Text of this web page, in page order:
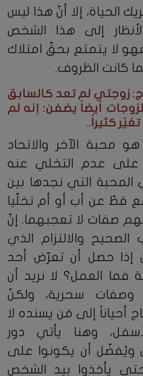
إلا أنّ هذا ليس
إلى هذا الشخص
لا يتمتع بحقّ امتلاك
كانت الظروف.
زوجتي لم تعد كالسابق
أيضاً يضفن: إنه لم
كثيراً..
هو محبة الآخر والاتحاد
على عدم التخلي عنه
التي نجدها بين
قطّ عن أب أو أم تخلّيا
صفات لا تعجبهما. إنّ
والالتزام الذي
إذا حصل أن تعرّض أحد
فما العمل؟ لا نريد أن
سحرية، ولكنّ
أحياناً إلى مَن يسنده لا
وهنا يأتي دور
ويُفضّل أن يكونوا على
يأخذوا بيد الشخص